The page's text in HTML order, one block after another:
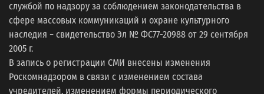
службой по надзору за соблюдением законодательства в
сфере массовых коммуникаций и охране культурного
наследия − свидетельство Эл № ФС77-20988 от 29 сентября
2005 г.
В запись о регистрации СМИ внесены изменения
Роскомнадзором в связи с изменением состава
учредителей, изменением формы периодического